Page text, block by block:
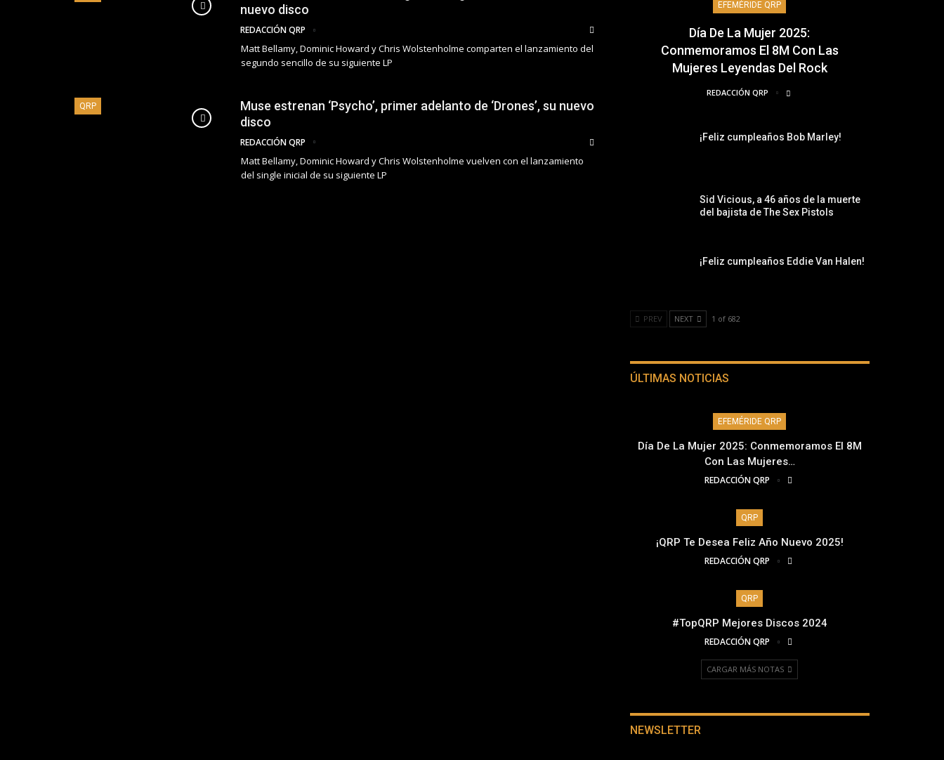
nuevo disco
REDACCIÓN QRP
Matt Bellamy, Dominic Howard y Chris Wolstenholme comparten el lanzamiento del
segundo sencillo de su siguiente LP
QRP
Muse estrenan ‘Psycho’, primer adelanto de ‘Drones’, su nuevo
disco
REDACCIÓN QRP
Matt Bellamy, Dominic Howard y Chris Wolstenholme vuelven con el lanzamiento
del single inicial de su siguiente LP
EFEMÉRIDE QRP
Día De La Mujer 2025:
Conmemoramos El 8M Con Las
Mujeres Leyendas Del Rock
REDACCIÓN QRP
¡Feliz cumpleaños Bob Marley!
Sid Vicious, a 46 años de la muerte
del bajista de The Sex Pistols
¡Feliz cumpleaños Eddie Van Halen!
PREV NEXT 1 of 682
ÚLTIMAS NOTICIAS
EFEMÉRIDE QRP
Día De La Mujer 2025: Conmemoramos El 8M
Con Las Mujeres…
REDACCIÓN QRP
QRP
¡QRP Te Desea Feliz Año Nuevo 2025!
REDACCIÓN QRP
QRP
#TopQRP Mejores Discos 2024
REDACCIÓN QRP
CARGAR MÁS NOTAS
NEWSLETTER